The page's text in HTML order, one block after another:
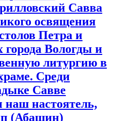
Савва
освящения
Петра и
Вологды и
литургию в
Среди
Савве
наш настоятель,
(Абашин)